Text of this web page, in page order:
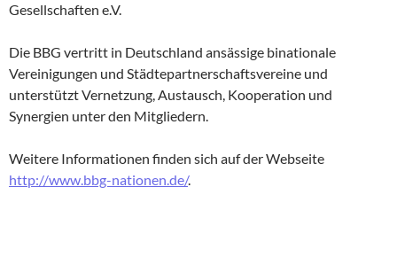
Gesellschaften e.V.
Die BBG vertritt in Deutschland ansässige binationale
Vereinigungen und Städtepartnerschaftsvereine und
unterstützt Vernetzung, Austausch, Kooperation und
Synergien unter den Mitgliedern.
Weitere Informationen finden sich auf der Webseite
http://www.bbg-nationen.de/.